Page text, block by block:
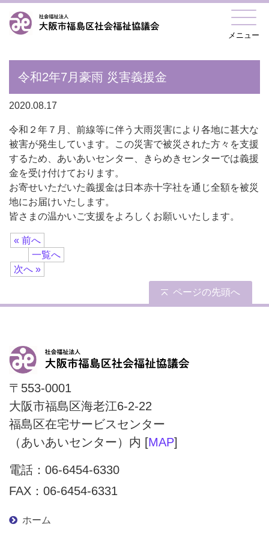
メニュー
令和2年7月豪雨 災害義援金
2020.08.17
令和２年７月、前線等に伴う大雨災害により各地に甚大な
被害が発生しています。この災害で被災された方々を支援
するため、あいあいセンター、きらめきセンターでは義援
金を受け付けております。
お寄せいただいた義援金は日本赤十字社を通じ全額を被災
地にお届けいたします。
皆さまの温かいご支援をよろしくお願いいたします。
« 前へ
一覧へ
次へ »
ページの先頭へ
〒553-0001
大阪市福島区海老江6-2-22
福島区在宅サービスセンター
（あいあいセンター）内 [MAP]
電話： 06-6454-6330
FAX：06-6454-6331
ホーム